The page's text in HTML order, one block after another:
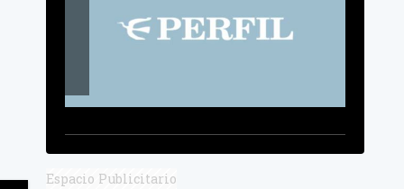
Espacio Publicitario